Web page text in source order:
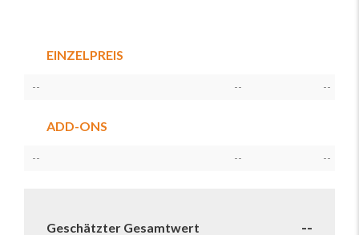
EINZELPREIS
-- -- --
ADD-ONS
-- -- --
Geschätzter Gesamtwert --